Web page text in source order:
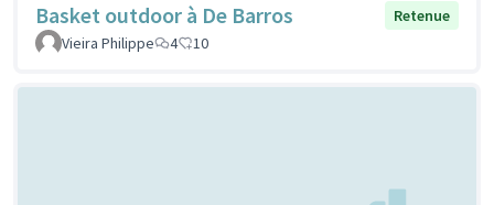
Basket outdoor à De Barros
Retenue
Vieira Philippe
4 10